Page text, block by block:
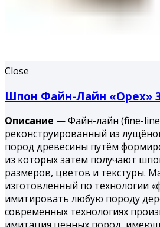
Close
Шпон Файн-Лайн «Орех»
Описание — Файн-лайн (fine-
реконструированный из
пород древесины путём
из которых затем получают
размеров, цветов и текстуры.
изготовленный по технологии
имитировать любую породу
современных технологиях